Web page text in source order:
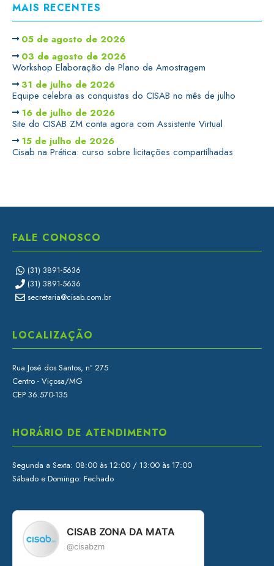
MAIS RECENTES
05 de agosto de 2026
03 de agosto de 2026
Workshop Elaboração de Plano de Amostragem
31 de julho de 2026
Equipe celebra as conquistas do CISAB no mês de julho
16 de julho de 2026
Site do CISAB ZM conta agora com Assistente Virtual
15 de julho de 2026
Cisab na Prática: curso sobre licitações compartilhadas
FALE CONOSCO
(31) 3891-5636
(31) 3891-5636
secretaria@cisab.com.br
LOCALIZAÇÃO
Rua José dos Santos, nº 275
Centro - Viçosa/MG
CEP 36.570-135
HORÁRIO DE ATENDIMENTO
Segunda a Sexta: 08:00 às 12:00 / 13:00 às 17:00
Sábado e Domingo: Fechado
CISAB ZONA DA MATA
@cisabzm